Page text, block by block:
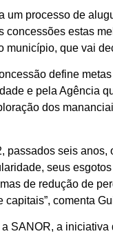
um processo de
concessões estas
município, que vai
define
e pela Agência
dos
passados seis
seus
de redução de
capitais”, comenta
a SANOR, a